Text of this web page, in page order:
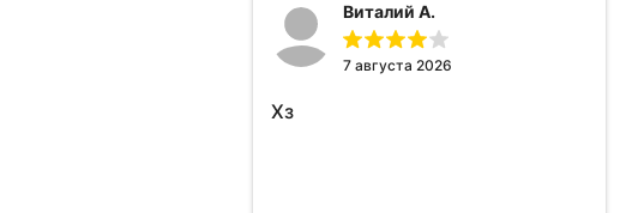
Виталий А.
7 августа 2026
Хз